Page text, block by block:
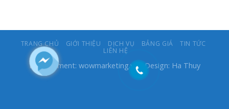
TRANG CHỦ GIỚI THIỆU DỊCH VỤ BẢNG GIÁ
TIN TỨC
LIÊN HỆ
Development: wowmarketing.vn- Design: Ha Thuy